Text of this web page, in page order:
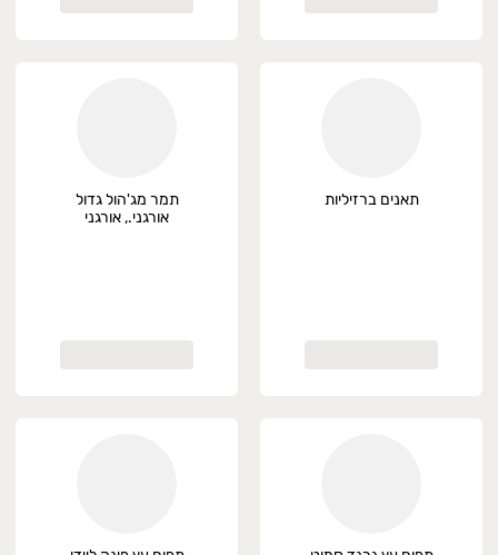
תאנים ברזיליות
תמר מג'הול גדול
אורגני., אורגני